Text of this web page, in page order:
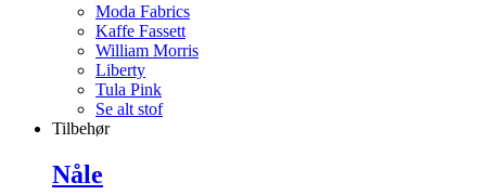
Moda Fabrics
Kaffe Fassett
William Morris
Liberty
Tula Pink
Se alt stof
Tilbehør
Nåle